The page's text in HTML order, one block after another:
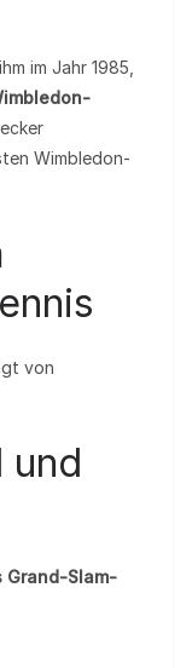
im Jahr 1985,
Wimbledon-
von
und
Grand-Slam-